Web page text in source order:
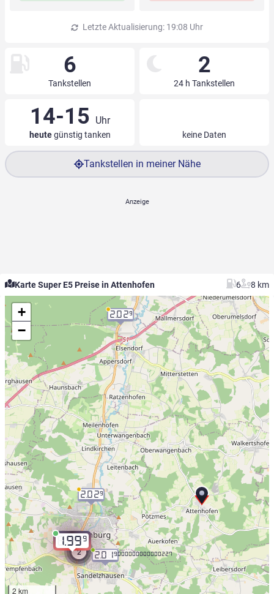
Letzte Aktualisierung: 19:08 Uhr
6
Tankstellen
2
24 h Tankstellen
14-15 Uhr
heutegünstig tanken keine Daten
Tankstellen in meiner Nähe
Karte Super E5 Preise in Attenhofen 6 8 km
1.999
2.029
2.029
2.019.000000000000227
2
+
−
2 km